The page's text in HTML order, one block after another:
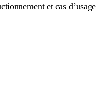
et cas d’usage